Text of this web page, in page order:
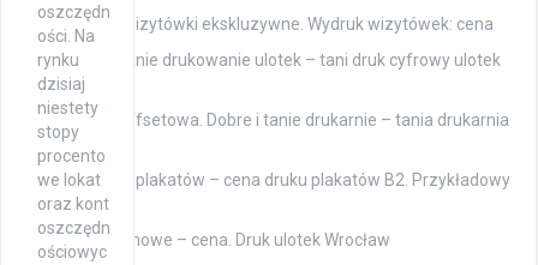
oszczędn
ości. Na
rynku
dzisiaj
niestety
stopy
procento
we lokat
oraz kont
oszczędn
ościowyc
Drukarnia: wizytówki ekskluzywne. Wydruk wizytówek: cena
Ulotki A6. Tanie drukowanie ulotek – tani druk cyfrowy ulotek
Szczecin
Drukarnia offsetowa. Dobre i tanie drukarnie – tania drukarnia
Warszawa
Drukowanie plakatów – cena druku plakatów B2. Przykładowy
cennik
Ulotki reklamowe – cena. Druk ulotek Wrocław